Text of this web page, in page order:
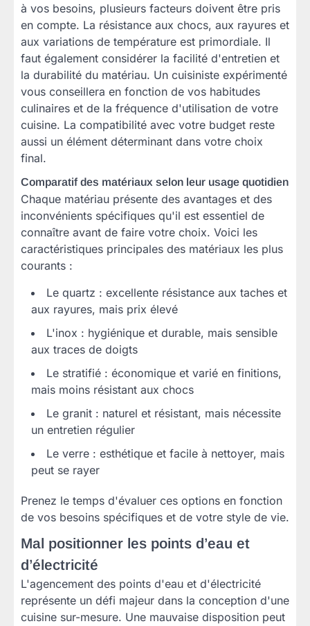
à vos besoins, plusieurs facteurs doivent être pris
en compte. La résistance aux chocs, aux rayures et
aux variations de température est primordiale. Il
faut également considérer la facilité d'entretien et
la durabilité du matériau. Un cuisiniste expérimenté
vous conseillera en fonction de vos habitudes
culinaires et de la fréquence d'utilisation de votre
cuisine. La compatibilité avec votre budget reste
aussi un élément déterminant dans votre choix
final.
Comparatif des matériaux selon leur usage quotidien
Chaque matériau présente des avantages et des
inconvénients spécifiques qu'il est essentiel de
connaître avant de faire votre choix. Voici les
caractéristiques principales des matériaux les plus
courants :
Le quartz : excellente résistance aux taches et
aux rayures, mais prix élevé
L'inox : hygiénique et durable, mais sensible
aux traces de doigts
Le stratifié : économique et varié en finitions,
mais moins résistant aux chocs
Le granit : naturel et résistant, mais nécessite
un entretien régulier
Le verre : esthétique et facile à nettoyer, mais
peut se rayer
Prenez le temps d'évaluer ces options en fonction
de vos besoins spécifiques et de votre style de vie.
Mal positionner les points d’eau et
d’électricité
L'agencement des points d'eau et d'électricité
représente un défi majeur dans la conception d'une
cuisine sur-mesure. Une mauvaise disposition peut